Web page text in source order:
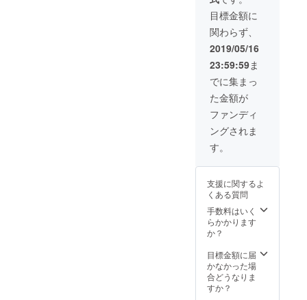
月12日
(金)～7
月13日
(土)
集
合場
所：千
葉県君
津バス
ターミ
ナル
交
支援者
（詳
細は6月
中に、
メール
たしま
す）
※支援時
必ず備
考欄に
ご希望
のお名
前をご
記入く
ださい ◉
「大鷲
城」建
築メン
バーと
業がで
※開催
日程：7
月12日
(金)～7
月13日
集
合場
所：千
葉県君
ジナル
ポスト
カード ◉
翔和学
園オリ
ジナル
ソング
CD（作
詞：翔
和学園
生徒）
※
に歌詞
しまし
た！ ◉
「大鷲
城」の
外壁に
団体
名、ロ
ゴ掲載
※支援
目標金額に
関わらず、
2019/05/16
23:59:59ま
でに集まっ
た金額が
ファンディ
ングされま
す。
支援に関するよ
くある質問
手数料はいく
らかかります
か？
目標金額に届
かなかった場
合どうなりま
すか？